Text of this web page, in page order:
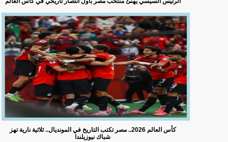
كأس العالم 2026.. مصر تكتب التاريخ في المونديال.. ثلاثية نارية تهز
شباك نيوزيلندا